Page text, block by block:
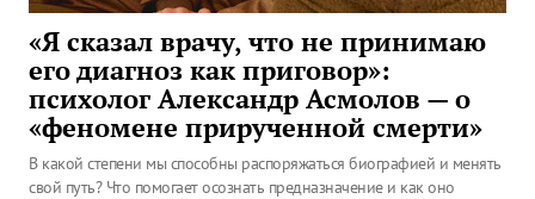
«Я сказал врачу, что не принимаю
его диагноз как приговор»:
психолог Александр Асмолов — о
«феномене прирученной смерти»
В какой степени мы способны распоряжаться биографией и менять
свой путь? Что помогает осознать предназначение и как оно